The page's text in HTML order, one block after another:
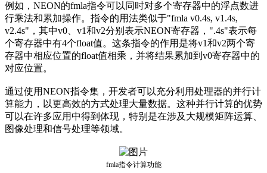
例如，NEON的fmla指令可以同时对多个寄存器中的浮点数进
行乘法和累加操作。指令的用法类似于"fmla v0.4s, v1.4s,
v2.4s"，其中v0、v1和v2分别表示NEON寄存器，".4s"表示每
个寄存器中有4个float值。这条指令的作用是将v1和v2两个寄
存器中相应位置的float值相乘，并将结果累加到v0寄存器中的
对应位置。
通过使用NEON指令集，开发者可以充分利用处理器的并行计
算能力，以更高效的方式处理大量数据。这种并行计算的优势
可以在许多应用中得到体现，特别是在涉及大规模矩阵运算、
图像处理和信号处理等领域。
fmla指令计算功能